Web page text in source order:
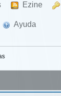
Ezine
Ayuda